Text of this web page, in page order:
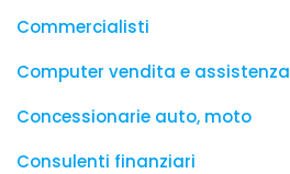
Commercialisti
Computer vendita e assistenza
Concessionarie auto, moto
Consulenti finanziari